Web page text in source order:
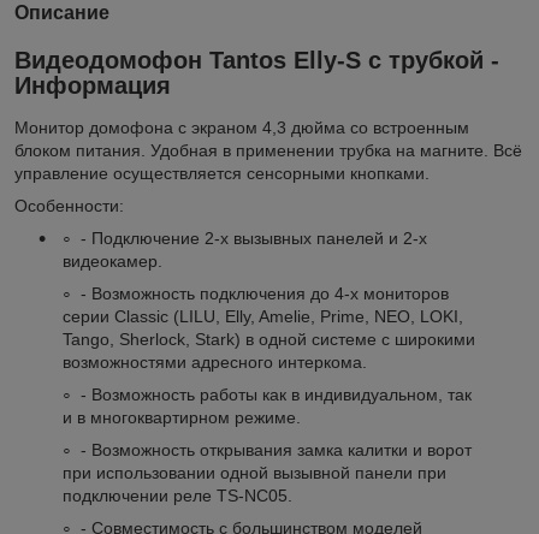
Описание
Видеодомофон Tantos Elly-S с трубкой -
Информация
Монитор домофона с экраном 4,3 дюйма со встроенным
блоком питания. Удобная в применении трубка на магните. Всё
управление осуществляется сенсорными кнопками.
Особенности:
- Подключение 2-х вызывных панелей и 2-х
видеокамер.
- Возможность подключения до 4-х мониторов
серии Classic (LILU, Elly, Amelie, Prime, NEO, LOKI,
Tango, Sherlock, Stark) в одной системе с широкими
возможностями адресного интеркома.
- Возможность работы как в индивидуальном, так
и в многоквартирном режиме.
- Возможность открывания замка калитки и ворот
при использовании одной вызывной панели при
подключении реле TS-NC05.
- Совместимость с большинством моделей